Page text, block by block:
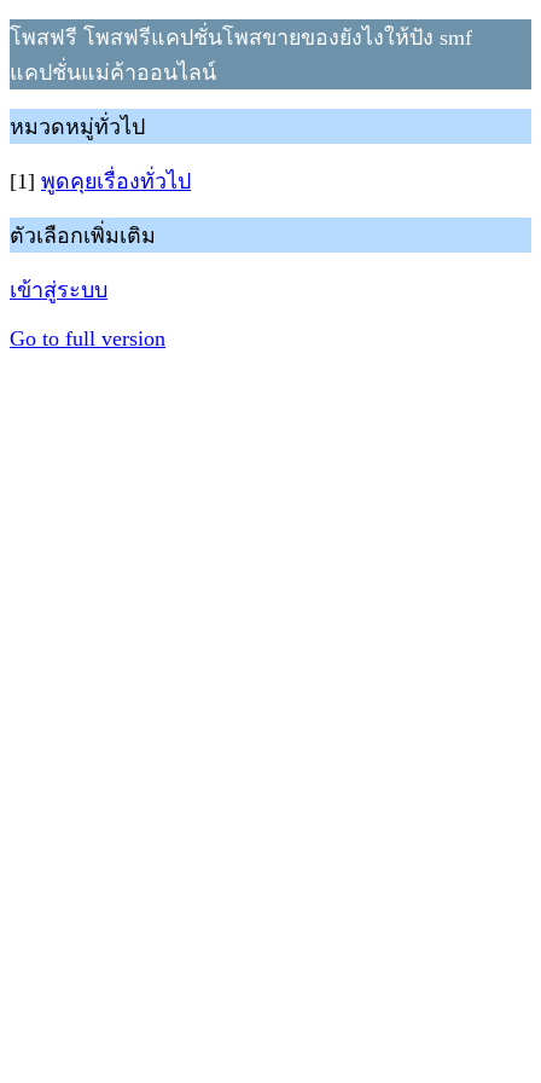
โพสฟรี โพสฟรีแคปชั่นโพสขายของยังไงให้ปัง smf
แคปชั่นแม่ค้าออนไลน์
หมวดหมู่ทั่วไป
[1] พูดคุยเรื่องทั่วไป
ตัวเลือกเพิ่มเติม
เข้าสู่ระบบ
Go to full version